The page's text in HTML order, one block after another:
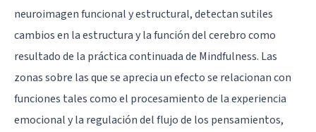
neuroimagen funcional y estructural, detectan sutiles
cambios en la estructura y la función del cerebro como
resultado de la práctica continuada de Mindfulness. Las
zonas sobre las que se aprecia un efecto se relacionan con
funciones tales como el procesamiento de la experiencia
emocional y la regulación del flujo de los pensamientos,